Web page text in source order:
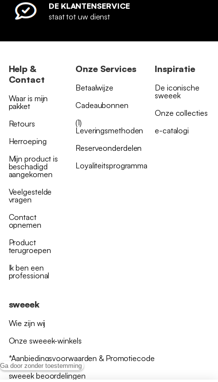
Ga door zonder toestemming
DE KLANTENSERVICE
staat tot uw dienst
Help &
Contact
Waar is mijn
pakket
Retours
Herroeping
Mijn product is
beschadigd
aangekomen
Veelgestelde
vragen
Contact
opnemen
Product
terugroepen
Ik ben een
professional
Onze Services
Betaalwijze
Cadeaubonnen
(1)
Leveringsmethoden
Reserveonderdelen
Loyaliteitsprogramma
Inspiratie
De iconische
sweeek
Onze collecties
e-catalogi
sweeek
Wie zijn wij
Onze sweeek-winkels
*Aanbiedingsvoorwaarden & Promotiecode
sweeek beoordelingen